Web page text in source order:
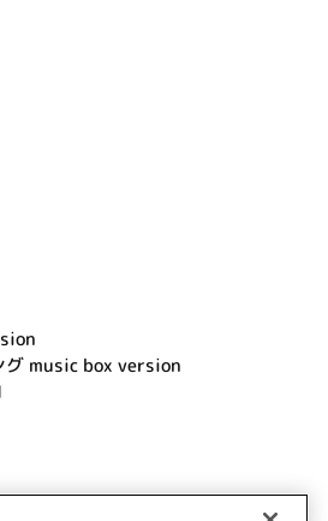
グ music box version